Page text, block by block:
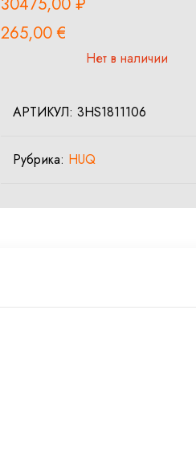
265,00€
Нет в наличии
АРТИКУЛ:3HS1811106
Рубрика: HUQ